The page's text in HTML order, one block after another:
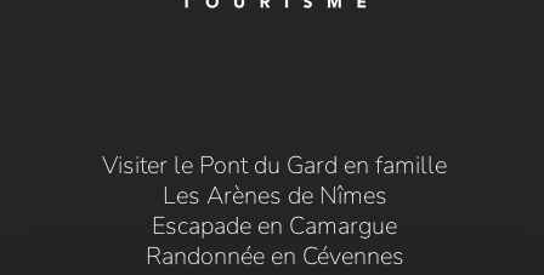
Visiter le Pont du Gard en famille
Les Arènes de Nîmes
Escapade en Camargue
Randonnée en Cévennes